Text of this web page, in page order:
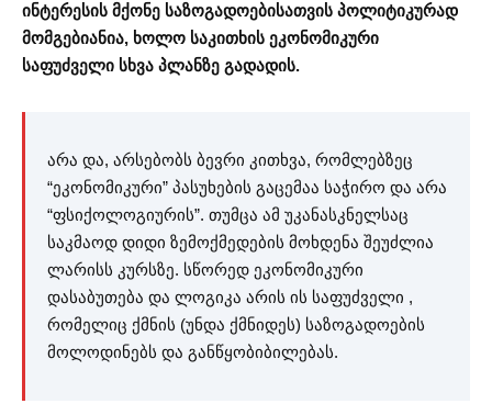
ინტერესის მქონე საზოგადოებისათვის პოლიტიკურად
მომგებიანია, ხოლო საკითხის ეკონომიკური
საფუძველი სხვა პლანზე გადადის.
არა და, არსებობს ბევრი კითხვა, რომლებზეც
“ეკონომიკური” პასუხების გაცემაა საჭირო და არა
“ფსიქოლოგიურის”. თუმცა ამ უკანასკნელსაც
საკმაოდ დიდი ზემოქმედების მოხდენა შეუძლია
ლარისს კურსზე. სწორედ ეკონომიკური
დასაბუთება და ლოგიკა არის ის საფუძველი ,
რომელიც ქმნის (უნდა ქმნიდეს) საზოგადოების
მოლოდინებს და განწყობიბილებას.